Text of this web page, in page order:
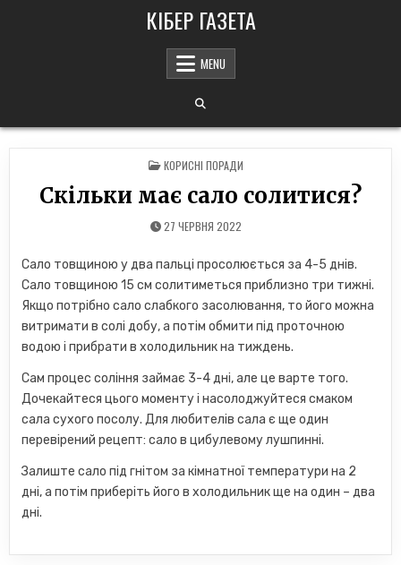
КІБЕР ГАЗЕТА
MENU
POSTED
IN
КОРИСНІ ПОРАДИ
Скільки має сало солитися?
27 ЧЕРВНЯ 2022
Сало товщиною у два пальці просолюється за 4-5 днів.
Сало товщиною 15 см солитиметься приблизно три тижні.
Якщо потрібно сало слабкого засолювання, то його можна
витримати в солі добу, а потім обмити під проточною
водою і прибрати в холодильник на тиждень.
Сам процес соління займає 3-4 дні, але це варте того.
Дочекайтеся цього моменту і насолоджуйтеся смаком
сала сухого посолу. Для любителів сала є ще один
перевірений рецепт: сало в цибулевому лушпинні.
Залиште сало під гнітом за кімнатної температури на 2
дні, а потім приберіть його в холодильник ще на один – два
дні.